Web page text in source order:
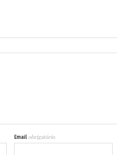
Email obrigatório